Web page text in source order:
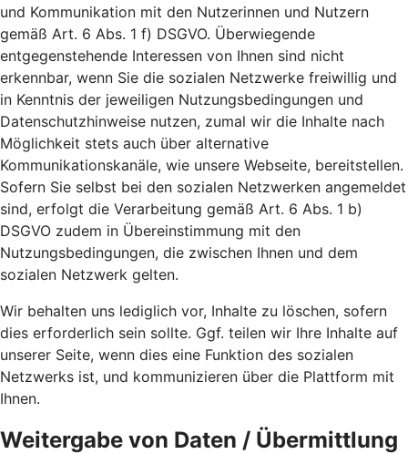
und Kommunikation mit den Nutzerinnen und Nutzern
gemäß Art. 6 Abs. 1 f) DSGVO. Überwiegende
entgegenstehende Interessen von Ihnen sind nicht
erkennbar, wenn Sie die sozialen Netzwerke freiwillig und
in Kenntnis der jeweiligen Nutzungsbedingungen und
Datenschutzhinweise nutzen, zumal wir die Inhalte nach
Möglichkeit stets auch über alternative
Kommunikationskanäle, wie unsere Webseite, bereitstellen.
Sofern Sie selbst bei den sozialen Netzwerken angemeldet
sind, erfolgt die Verarbeitung gemäß Art. 6 Abs. 1 b)
DSGVO zudem in Übereinstimmung mit den
Nutzungsbedingungen, die zwischen Ihnen und dem
sozialen Netzwerk gelten.
Wir behalten uns lediglich vor, Inhalte zu löschen, sofern
dies erforderlich sein sollte. Ggf. teilen wir Ihre Inhalte auf
unserer Seite, wenn dies eine Funktion des sozialen
Netzwerks ist, und kommunizieren über die Plattform mit
Ihnen.
Weitergabe von Daten / Übermittlung